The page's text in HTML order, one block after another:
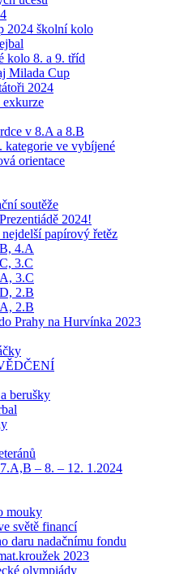
2024 školní kolo
kolo 8. a 9. tříd
Milada Cup
2024
exkurze
v 8.A a 8.B
ve vybíjené
orientace
soutěže
2024!
papírový řetěz
4.A
3.C
3.C
2.B
2.B
Prahy na Hurvínka 2023
berušky
– 8. – 12. 1.2024
mouky
světě financí
daru nadačnímu fondu
2023
olympiády